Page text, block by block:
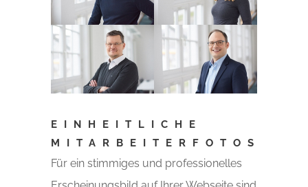
EINHEITLICHE
MITARBEITERFOTOS
Für ein stimmiges und professionelles